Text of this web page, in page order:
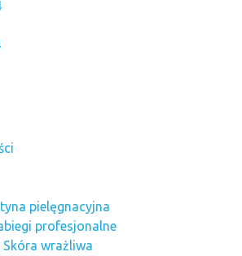
pielęgnacyjna
profesjonalne
wrażliwa